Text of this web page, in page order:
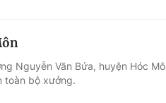
Nguyễn Văn Bứa, huyện Hóc
toàn bộ xưởng.